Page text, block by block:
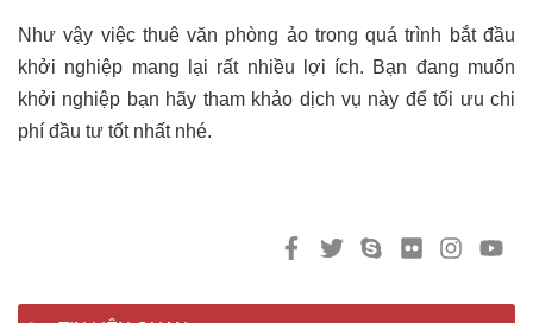
Như vậy việc thuê văn phòng ảo trong quá trình bắt đầu
khởi nghiệp mang lại rất nhiều lợi ích. Bạn đang muốn
khởi nghiệp bạn hãy tham khảo dịch vụ này để tối ưu chi
phí đầu tư tốt nhất nhé.